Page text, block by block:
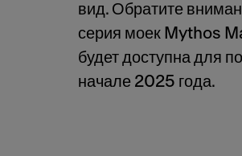
вид. Обратите
серия моек Mythos
будет доступна для
начале 2025 года.